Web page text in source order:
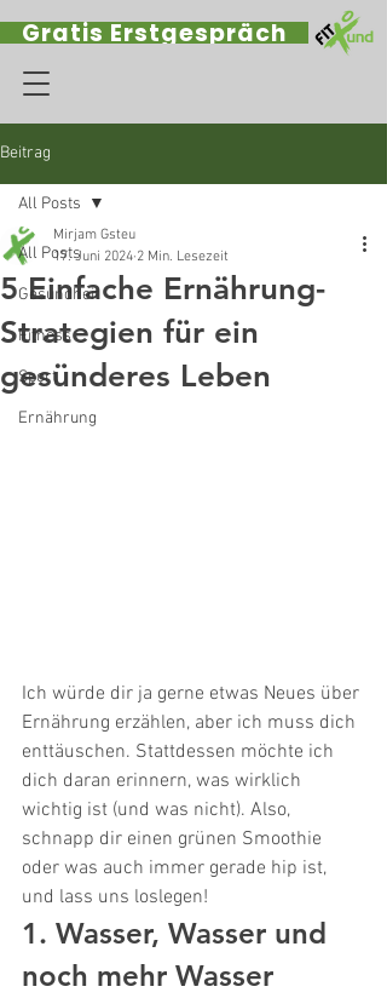
Gratis Erstgespräch
Beitrag
All Posts
Gesundheit
Fitness
Sport
Ernährung
All Posts
5 Einfache Ernährung-
Strategien für ein
gesünderes Leben
Mirjam Gsteu
17. Juni 2024 2 Min. Lesezeit
Ich würde dir ja gerne etwas Neues über
Ernährung erzählen, aber ich muss dich
enttäuschen. Stattdessen möchte ich
dich daran erinnern, was wirklich
wichtig ist (und was nicht). Also,
schnapp dir einen grünen Smoothie
oder was auch immer gerade hip ist,
und lass uns loslegen!
1. Wasser, Wasser und
noch mehr Wasser